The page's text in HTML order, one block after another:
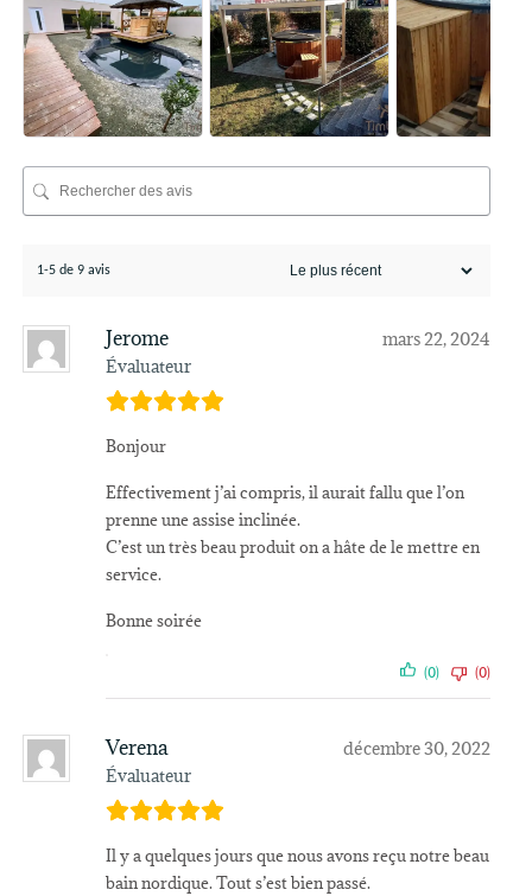
1-5 de 9 avis
Jerome
Évaluateur
mars 22, 2024
Bonjour
Effectivement j’ai compris, il aurait fallu que l’on
prenne une assise inclinée.
C’est un très beau produit on a hâte de le mettre en
service.
Bonne soirée
(0) (0)
Verena
Évaluateur
décembre 30, 2022
Il y a quelques jours que nous avons reçu notre beau
bain nordique. Tout s’est bien passé.